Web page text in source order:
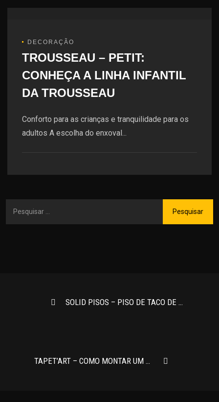
DECORAÇÃO
TROUSSEAU – PETIT:
CONHEÇA A LINHA INFANTIL
DA TROUSSEAU
Conforto para as crianças e tranquilidade para os
adultos A escolha do enxoval...
SOLID PISOS – PISO DE TACO DE MADEIRA: LINDO, RESISTENTE E VERSÁTIL
TAPET’ART – COMO MONTAR UM MIX DE ALMOFADAS PARA SALA